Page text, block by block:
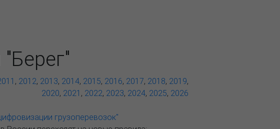
, 2012, 2013, 2014, 2015, 2016, 2017, 2018, 2019,
2020, 2021 , 2022, 2023, 2024, 2025, 2026
грузоперевозок"